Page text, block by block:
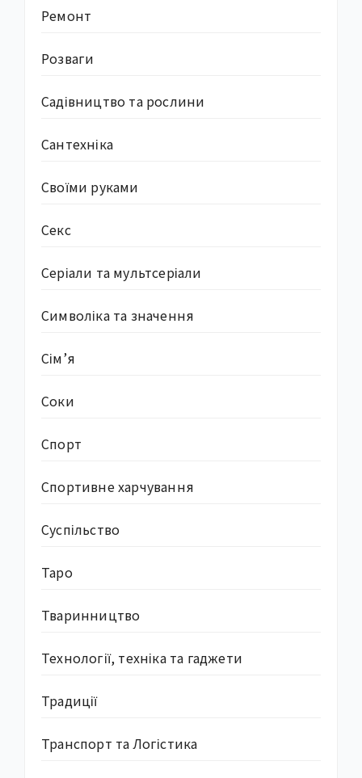
Ремонт
Розваги
Садівництво та рослини
Сантехніка
Своїми руками
Секс
Серіали та мультсеріали
Символіка та значення
Сім’я
Соки
Спорт
Спортивне харчування
Суcпільство
Таро
Тваринництво
Технології, техніка та гаджети
Традиції
Транспорт та Логістика